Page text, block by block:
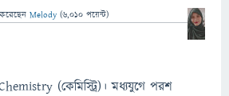
করেছেন Melody (6,010 পয়েন্ট)
(কেমিস্ট্রি)। মধ্যযুগে পরশ